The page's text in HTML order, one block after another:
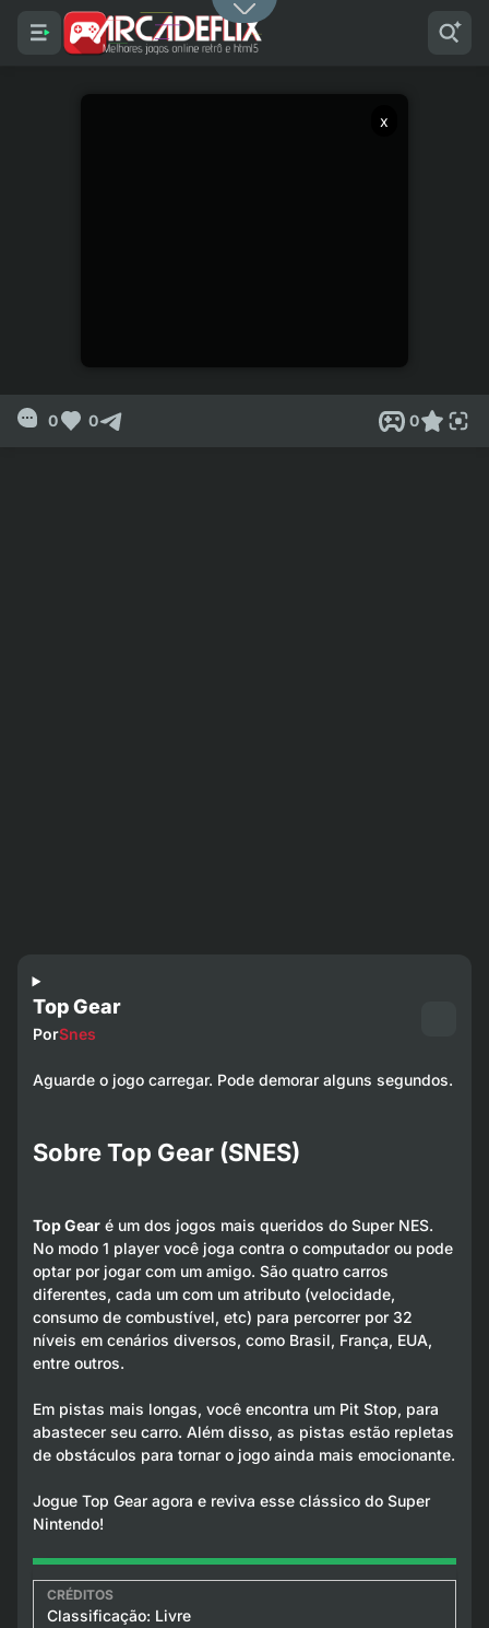
x
0 0 0
Top Gear
PorSnes
Aguarde o jogo carregar. Pode demorar alguns segundos.
Sobre Top Gear (SNES)
Top Gearé um dos jogos mais queridos do Super NES.
No modo 1 player você joga contra o computador ou pode
optar por jogar com um amigo. São quatro carros
diferentes, cada um com um atributo (velocidade,
consumo de combustível, etc) para percorrer por 32
níveis em cenários diversos, como Brasil, França, EUA,
entre outros.
Em pistas mais longas, você encontra um Pit Stop, para
abastecer seu carro. Além disso, as pistas estão repletas
de obstáculos para tornar o jogo ainda mais emocionante.
Jogue Top Gear agora e reviva esse clássico do Super
Nintendo!
Classificação: Livre